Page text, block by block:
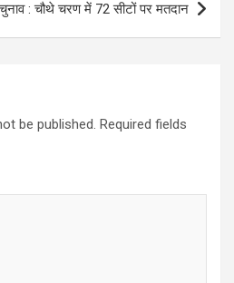
: चौथे चरण में 72 सीटों पर मतदान
be published. Required fields